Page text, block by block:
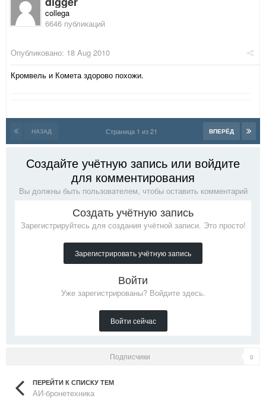
collega
6646 публикаций
Опубликовано: 18 Aug 2010
Кромвель и Комета здорово похожи.
НАЗАД ВПЕРЁД
Страница 1 из 21
Создайте учётную запись или войдите
для комментирования
Вы должны быть пользователем, чтобы оставить комментарий
Создать учётную запись
Зарегистрируйтесь для создания учётной записи. Это просто!
Зарегистрировать учётную запись
Войти
Уже зарегистрированы? Войдите здесь.
Войти сейчас
Подписчики 0
ПЕРЕЙТИ К СПИСКУ ТЕМ
АИ-бронетехника